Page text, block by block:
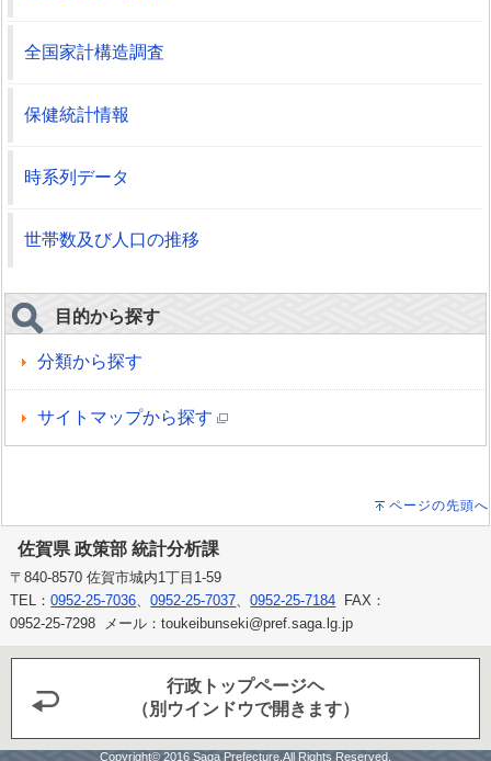
全国家計構造調査
保健統計情報
時系列データ
世帯数及び人口の推移
目的から探す
分類から探す
サイトマップから探す
ページの先頭へ
佐賀県 政策部 統計分析課
〒840-8570 佐賀市城内1丁目1-59
TEL：0952-25-7036、0952-25-7037、0952-25-7184 FAX：
0952-25-7298 メール：toukeibunseki@pref.saga.lg.jp
行政トップページヘ
（別ウインドウで開きます）
Copyright© 2016 Saga Prefecture.All Rights Reserved.